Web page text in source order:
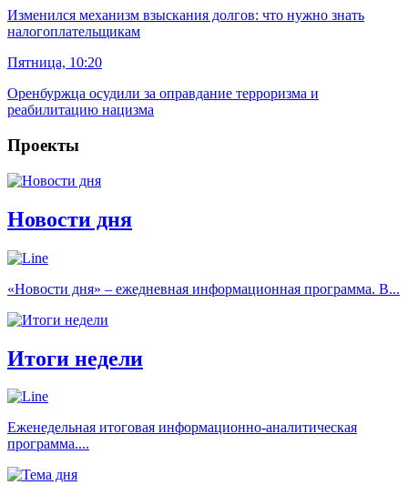
Изменился механизм взыскания долгов: что нужно знать
налогоплательщикам
Пятница, 10:20
Оренбуржца осудили за оправдание терроризма и
реабилитацию нацизма
Проекты
Новости дня
«Новости дня» – ежедневная информационная программа. В...
Итоги недели
Еженедельная итоговая информационно-аналитическая
программа....